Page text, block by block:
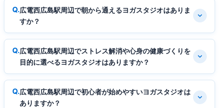
広電西広島駅周辺で朝から通えるヨガスタジオはありま
すか？
広電西広島駅周辺でストレス解消や心身の健康づくりを
目的に選べるヨガスタジオはありますか？
広電西広島駅周辺で初心者が始めやすいヨガスタジオは
ありますか？